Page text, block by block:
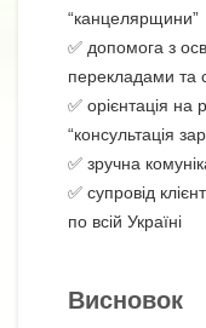
“канцелярщини”
✅ допомога з
перекладами та
✅ орієнтація на
“консультація
✅ зручна
✅ супровід
по всій Україні
Висновок